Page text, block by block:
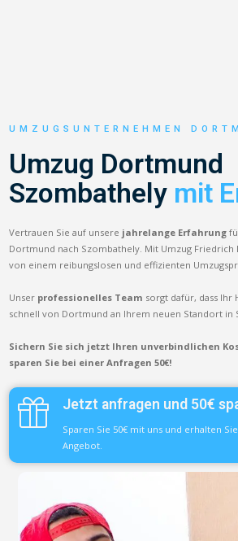
UMZUGSUNTERNEHMEN
Umzug Dortmund
Szombathely mit
Vertrauen Sie auf unsere jahrelange Erfahrung
Dortmund nach Szombathely. Mit Umzug
von einem reibungslosen und effizienten
Unser professionelles Team sorgt dafür, dass Ihr
schnell von Dortmund an Ihrem neuen Standort in
Sichern Sie sich jetzt Ihren unverbindlichen
sparen Sie bei einer Anfragen 50€!
Jetzt anfragen und 50€
Sparen Sie 50€ mit uns und erhalten
Angebot.